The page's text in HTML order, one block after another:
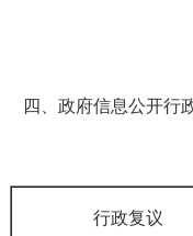
四、政府信息公开行
行政复议